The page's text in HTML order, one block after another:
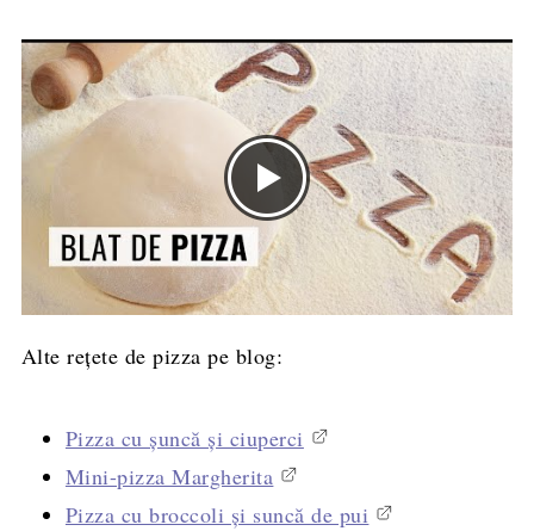
Alte reţete de pizza pe blog:
Pizza cu şuncă şi ciuperci
Mini-pizza Margherita
Pizza cu broccoli şi suncă de pui